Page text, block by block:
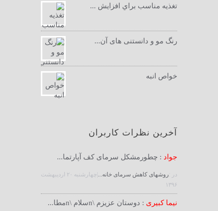
تغذيه مناسب براي افزايش ...
رنگ مو و دانستنی های آن...
خواص انبه
آخرین نظرات کاربران
جواد : چطورمشکل سرمای کف آپارتما...
در :روشهای کاهش سرمای خانه...
|چهارشنبه ۲۰ ارديبهشت
۱۳۹۶
نیما کبیری : دوستان عزیزم \nسلام \nمطا...